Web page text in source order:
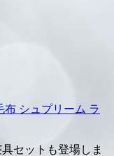
布 シュプリーム ラ
セットも登場しま